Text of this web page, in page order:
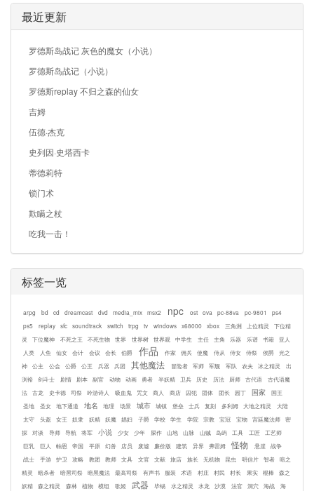
最近更新
罗德斯岛战记 灰色的魔女（小说）
罗德斯岛战记（小说）
罗德斯replay 不归之森的仙女
吉姆
伍德·杰克
史列因·史塔西卡
蒂德莉特
锁门术
欺瞒之杖
吃我一击！
标签一览
arpg bd cd dreamcast dvd media_mix msx2 npc ost ova pc-88va pc-9801
ps4
ps5
replay sfc soundtrack switch trpg tv windows x68000 xbox 三角洲 上位精灵
下位精
灵
下位魔神 不死之王 不死生物 世界 世界树 世界观 中学生 主任 主角 乐器 乐谱 书籍
亚人
人类
人鱼 仙女 会计 会议 会长 伯爵 作品 作家 佣兵 使魔 侍从 侍女 侍祭 侯爵
光之
神
公主 公会 公爵 公王 兵器 兵团 其他魔法 冒险者 军师 军舰 军队 农夫 冰之精灵
出
渕裕
剑斗士 剧情 剧本 副官 动物 动画 勇者 半妖精 卫兵 历史 历法 厨师 古代语
古代语魔
法
古龙 史卡德 司祭 吟游诗人 吸血鬼 咒文 商人 商店 囚犯 团体 团长 园丁 国家
国王
圣地
圣女 地下通道 地名 地理 场景 城市 城镇 堡垒 士兵 复刻 多利姆 大地之精灵
大陆
太守
头盔 女王 奴隶 妖精 妖魔 娼妇 子爵 学校 学生 学院 宗教 宝冠 宝物 宫廷魔法师
密
探
对谈 导师 导航 将军 小说 少女 少年 屎作 山地 山脉 山贼 岛屿 工具 工匠
工艺师
巨乳
巨人 帕恩 帝国 平原 幻兽 店员 废墟 廉价版 建筑 异界 弗雷姆 怪物 悬崖
战争
战士
手游 护卫 攻略 教团 教师 文具 文官 文献 旅店 族长 无机物 昆虫 明信片 智者
暗之
精灵
暗杀者 暗黑司祭 暗黑魔法 最高司祭 有声书 服装 术语 村庄 村民 村长 果实 棍棒
森之
妖精
森之精灵 森林 植物 模组 歌姬 武器 毕锡 水之精灵 水龙 沙漠 法官 洞穴 海战
海